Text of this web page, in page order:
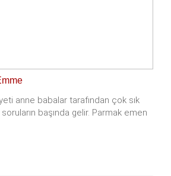
anne babalar tarafından çok sık
başında gelir. Parmak emen